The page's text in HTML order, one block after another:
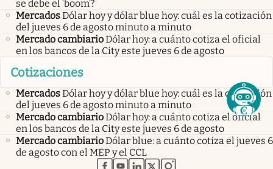
se debe el ‘boom’?
MercadosDólar hoy y dólar blue hoy: cuál es la cotización
del jueves 6 de agosto minuto a minuto
Mercado cambiarioDólar hoy: a cuánto cotiza el oficial
en los bancos de la City este jueves 6 de agosto
Cotizaciones
MercadosDólar hoy y dólar blue hoy: cuál es la cotización
del jueves 6 de agosto minuto a minuto
Mercado cambiarioDólar hoy: a cuánto cotiza el oficial
en los bancos de la City este jueves 6 de agosto
Mercado cambiarioDólar blue: a cuánto cotiza el jueves 6
de agosto con el MEP y el CCL
abre en nueva pestaña
abre en nueva pestaña
abre en nueva pestaña
abre en nueva pestaña
abre en nueva pestaña